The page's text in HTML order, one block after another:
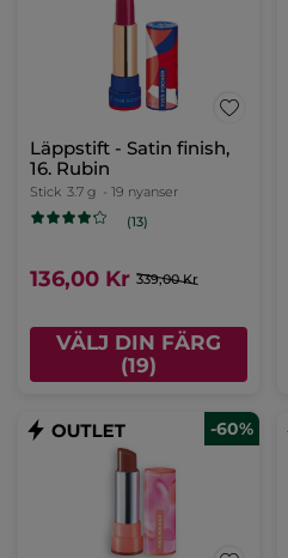
Läppstift - Satin finish,
16. Rubin
Stick 3.7 g - 19 nyanser
(13)
136,00 Kr 339,00 Kr
VÄLJ DIN FÄRG
(19)
-60%